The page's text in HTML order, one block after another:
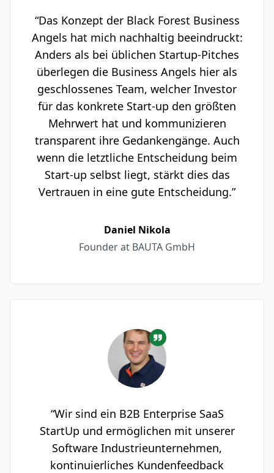
“Das Konzept der Black Forest Business
Angels hat mich nachhaltig beeindruckt:
Anders als bei üblichen Startup-Pitches
überlegen die Business Angels hier als
geschlossenes Team, welcher Investor
für das konkrete Start-up den größten
Mehrwert hat und kommunizieren
transparent ihre Gedankengänge. Auch
wenn die letztliche Entscheidung beim
Start-up selbst liegt, stärkt dies das
Vertrauen in eine gute Entscheidung.”
Daniel Nikola
Founder at BAUTA GmbH
“Wir sind ein B2B Enterprise SaaS
StartUp und ermöglichen mit unserer
Software Industrieunternehmen,
kontinuierliches Kundenfeedback